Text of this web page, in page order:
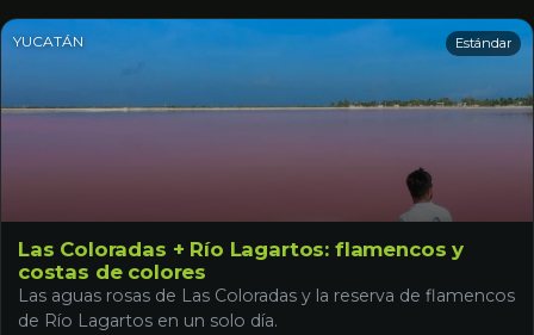
YUCATÁN Estándar
Las Coloradas + Río Lagartos: flamencos y
costas de colores
Las aguas rosas de Las Coloradas y la reserva de flamencos
de Río Lagartos en un solo día.